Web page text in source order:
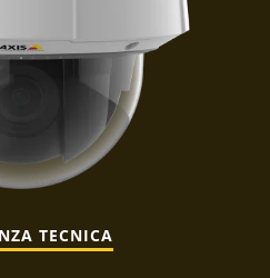
TECNICA